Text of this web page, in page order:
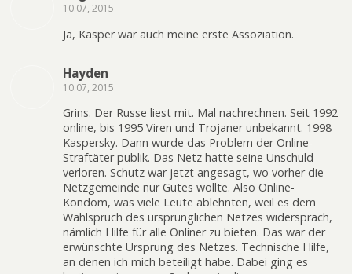
10.07, 2015
Ja, Kasper war auch meine erste Assoziation.
Hayden
10.07, 2015
Grins. Der Russe liest mit. Mal nachrechnen. Seit 1992
online, bis 1995 Viren und Trojaner unbekannt. 1998
Kaspersky. Dann wurde das Problem der Online-
Straftäter publik. Das Netz hatte seine Unschuld
verloren. Schutz war jetzt angesagt, wo vorher die
Netzgemeinde nur Gutes wollte. Also Online-
Kondom, was viele Leute ablehnten, weil es dem
Wahlspruch des ursprünglichen Netzes widersprach,
nämlich Hilfe für alle Onliner zu bieten. Das war der
erwünschte Ursprung des Netzes. Technische Hilfe,
an denen ich mich beteiligt habe. Dabei ging es